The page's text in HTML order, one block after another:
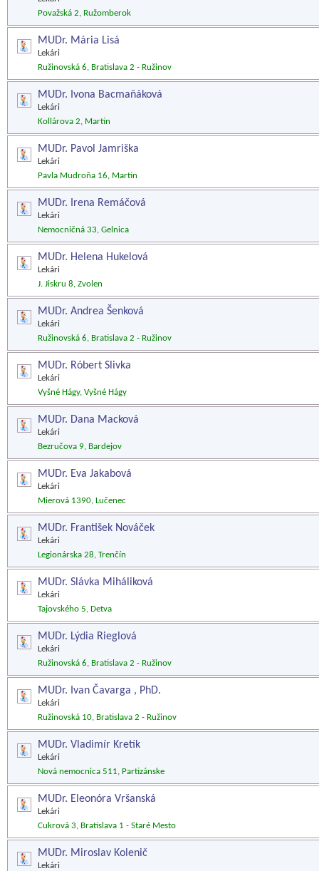
Považská 2, Ružomberok
MUDr. Mária Lisá
Lekári
Ružinovská 6, Bratislava 2 - Ružinov
MUDr. Ivona Bacmaňáková
Lekári
Kollárova 2, Martin
MUDr. Pavol Jamriška
Lekári
Pavla Mudroňa 16, Martin
MUDr. Irena Remáčová
Lekári
Nemocničná 33, Gelnica
MUDr. Helena Hukelová
Lekári
J. Jiskru 8, Zvolen
MUDr. Andrea Šenková
Lekári
Ružinovská 6, Bratislava 2 - Ružinov
MUDr. Róbert Slivka
Lekári
Vyšné Hágy, Vyšné Hágy
MUDr. Dana Macková
Lekári
Bezručova 9, Bardejov
MUDr. Eva Jakabová
Lekári
Mierová 1390, Lučenec
MUDr. František Nováček
Lekári
Legionárska 28, Trenčín
MUDr. Slávka Miháliková
Lekári
Tajovského 5, Detva
MUDr. Lýdia Rieglová
Lekári
Ružinovská 6, Bratislava 2 - Ružinov
MUDr. Ivan Čavarga , PhD.
Lekári
Ružinovská 10, Bratislava 2 - Ružinov
MUDr. Vladimír Kretík
Lekári
Nová nemocnica 511, Partizánske
MUDr. Eleonóra Vršanská
Lekári
Cukrová 3, Bratislava 1 - Staré Mesto
MUDr. Miroslav Kolenič
Lekári